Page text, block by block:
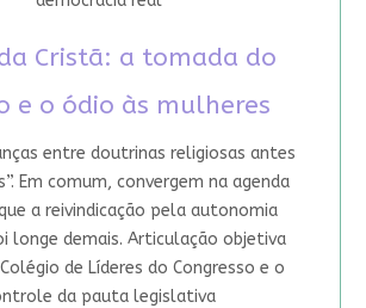
Cristã: a tomada do
e o ódio às mulheres
entre doutrinas religiosas antes
Em comum, convergem na agenda
a reivindicação pela autonomia
longe demais. Articulação objetiva
de Líderes do Congresso e o
da pauta legislativa